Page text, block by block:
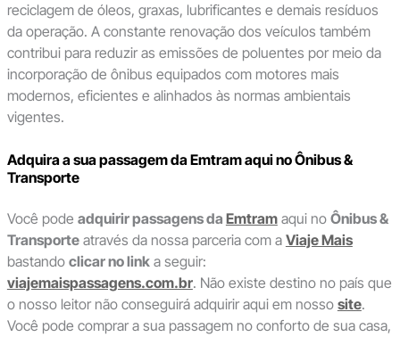
reciclagem de óleos, graxas, lubrificantes e demais resíduos
da operação. A constante renovação dos veículos também
contribui para reduzir as emissões de poluentes por meio da
incorporação de ônibus equipados com motores mais
modernos, eficientes e alinhados às normas ambientais
vigentes.
Adquira a sua passagem daEmtramaqui no Ônibus &
Transporte
Você pode adquirir passagens da Emtramaqui no Ônibus &
Transporteatravés da nossa parceria com a Viaje Mais
bastando clicar no linka seguir:
viajemaispassagens.com.br. Não existe destino no país que
o nosso leitor não conseguirá adquirir aqui em nosso site.
Você pode comprar a sua passagem no conforto de sua casa,